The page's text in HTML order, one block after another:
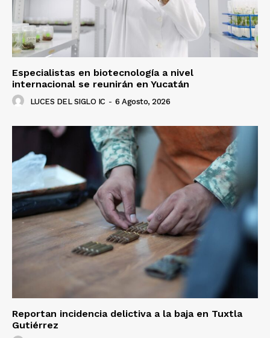
Luces
Del Siglo
Especialistas en biotecnología a nivel
internacional se reunirán en Yucatán
LUCES DEL SIGLO IC - 6 Agosto, 2026
Reportan incidencia delictiva a la baja en Tuxtla
Gutiérrez